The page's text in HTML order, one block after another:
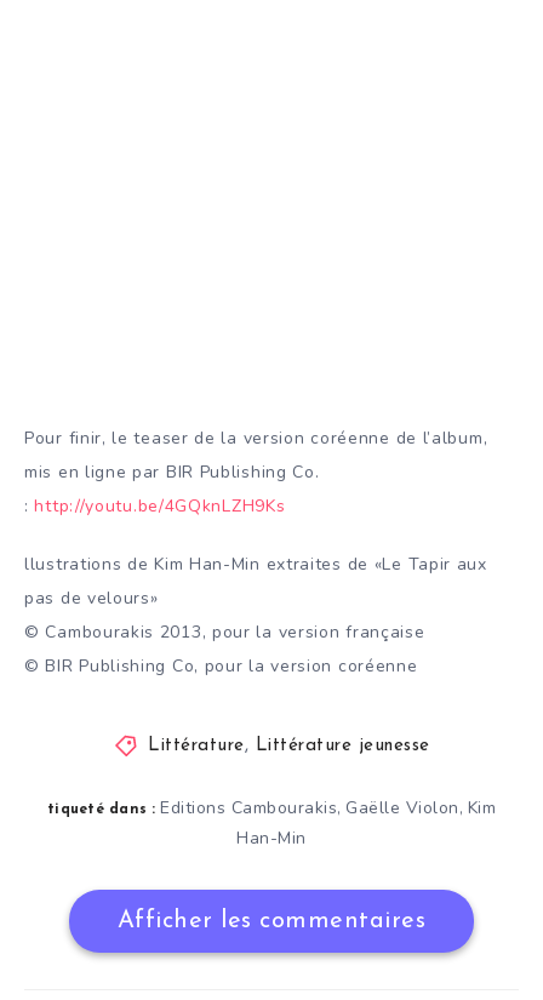
Pour finir, le teaser de la version coréenne de l’album,
mis en ligne par BIR Publishing Co.
:http://youtu.be/4GQknLZH9Ks
llustrations de Kim Han-Min extraites de «Le Tapir aux
pas de velours»
© Cambourakis 2013, pour la version française
© BIR Publishing Co, pour la version coréenne
Littérature, Littérature jeunesse
tiqueté dans : Editions Cambourakis, Gaëlle Violon, Kim
Han-Min
Afficher les commentaires